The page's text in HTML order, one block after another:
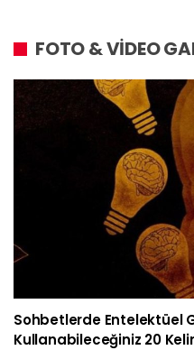
FOTO & VİDEO
Sohbetlerde Entelektüel
Kullanabileceğiniz 20